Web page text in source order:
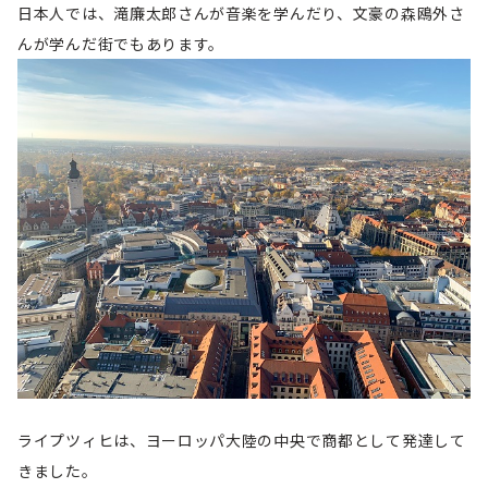
日本人では、滝廉太郎さんが音楽を学んだり、文豪の森鴎外さ
んが学んだ街でもあります。
ライプツィヒは、ヨーロッパ大陸の中央で商都として発達して
きました。